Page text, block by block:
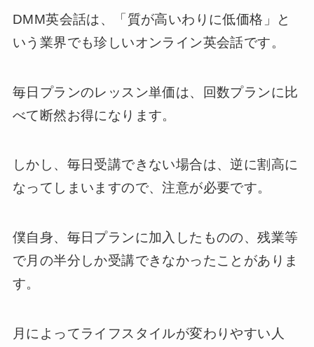
DMM英会話は、「質が高いわりに低価格」と
いう業界でも珍しいオンライン英会話です。
毎日プランのレッスン単価は、回数プランに比
べて断然お得になります。
しかし、毎日受講できない場合は、逆に割高に
なってしまいますので、注意が必要です。
僕自身、毎日プランに加入したものの、残業等
で月の半分しか受講できなかったことがありま
す。
月によってライフスタイルが変わりやすい人